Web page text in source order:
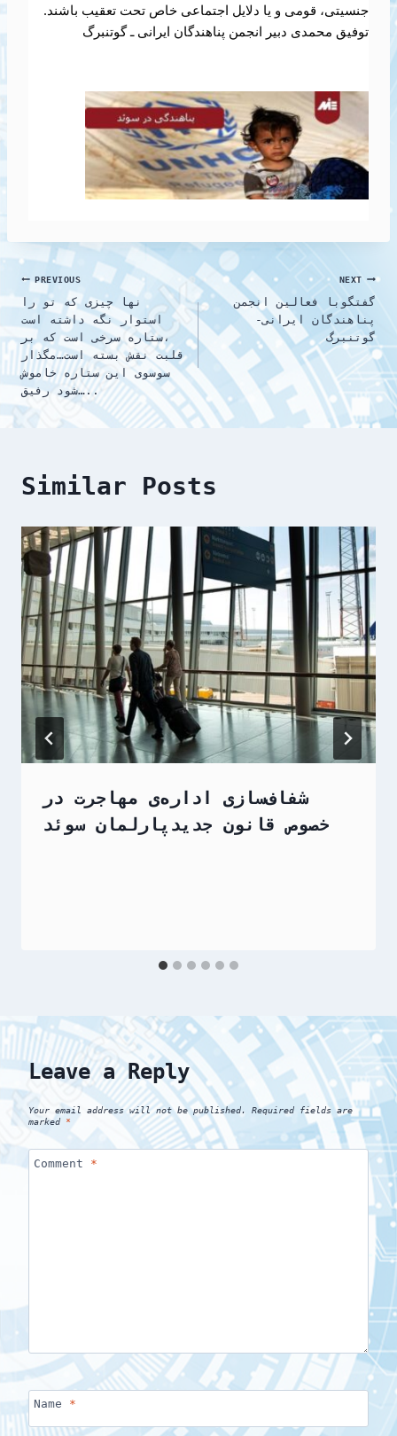
جنسیتی، قومی و یا دلایل اجتماعی خاص تحت تعقیب باشند.
توفیق محمدی دبیر انجمن پناهندگان ایرانی ـ گوتنبرگ
Post
navigation
PREVIOUS
نها چیزی که تو را
استوار نگه داشته است
،ستاره سرخی است که بر
قلبت نقش بسته است…مگذار
سوسوی این ستاره خاموش
شود رفیق…..
NEXT
گفتگوبا فعالین انجمن
پناهندگان ایرانی-
گوتنبرگ
Similar Posts
شفاف‌سازی اداره‌ی مهاجرت در
خصوص قانون جدیدپارلمان سوئد
Leave a Reply
Your email address will not be published.
Required fields are
marked *
Comment *
Name *